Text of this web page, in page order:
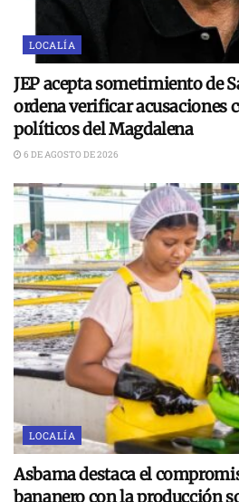
LOCALÍA
JEP acepta sometimiento de
ordena verificar acusaciones
políticos del Magdalena
6 DE AGOSTO DE 2026
LOCALÍA
Asbama destaca el
bananero con la producción